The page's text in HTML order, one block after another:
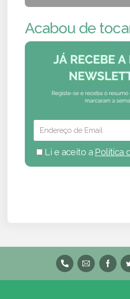
Acabou de
Li e aceito a Política